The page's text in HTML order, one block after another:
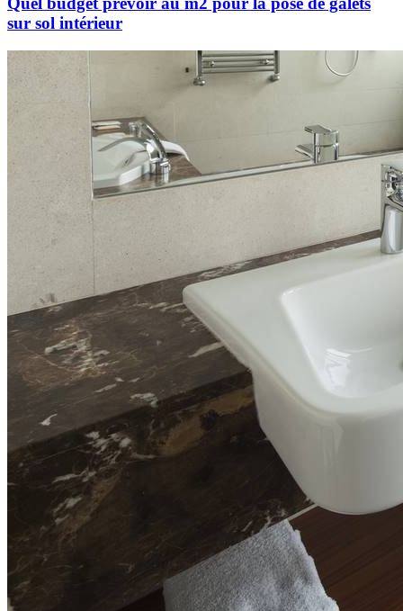
sur sol intérieur